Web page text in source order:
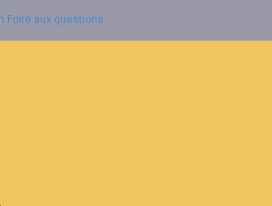
Foire aux questions